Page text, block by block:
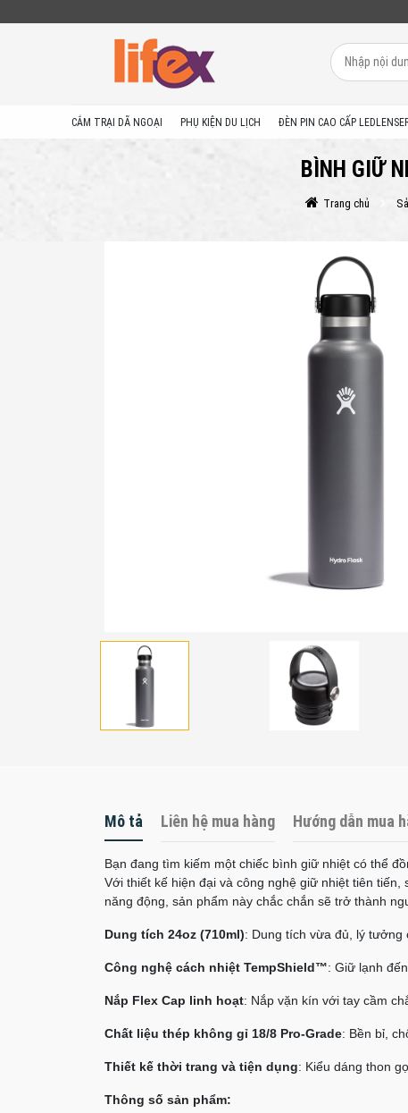
CẮM TRẠI DÃ NGOẠI PHỤ KIỆN DU LỊCH ĐÈN PIN CAO CẤP
BÌNH GIỮ
Trang chủ
Mô tả Liên hệ mua hàng Hướng dẫn mua
Bạn đang tìm kiếm một chiếc bình giữ nhiệt có thể
Với thiết kế hiện đại và công nghệ giữ nhiệt tiên
năng động, sản phẩm này chắc chắn sẽ trở thành
Dung tích 24oz (710ml): Dung tích vừa đủ, lý tưởng
Công nghệ cách nhiệt TempShield™: Giữ lạnh
Nắp Flex Cap linh hoạt: Nắp vặn kín với tay cầm
Chất liệu thép không gỉ 18/8 Pro-Grade: Bền bỉ,
Thiết kế thời trang và tiện dụng: Kiểu dáng thon
Thông số sản phẩm: